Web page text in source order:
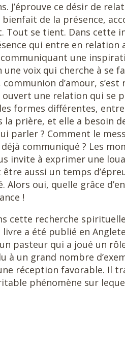
J’éprouve ce désir de
de la présence,
Tout se tient. Dans cette
qui entre en relation
une
voix qui cherche à se
d’amour, s’est
une relation qui se
formes différentes,
prière, et elle a besoin
parler ? Comment le
communiqué ? Les
invite à exprimer une
aussi un temps
oui, quelle grâce
!
cette recherche
livre a été publié en
pasteur qui a joué un
à un grand nombre
réception favorable. Il
phénomène sur